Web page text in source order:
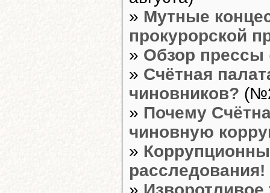
» Мутные
прокурорской
» Обзор прессы
» Счётная
чиновников?
» Почему
чиновную
»
расследования!